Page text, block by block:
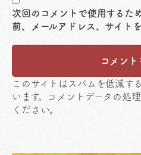
次回のコメントで使用するた
前、メールアドレス、サイト
このサイトはスパムを低減す
います。
コメントデータの処
ください。